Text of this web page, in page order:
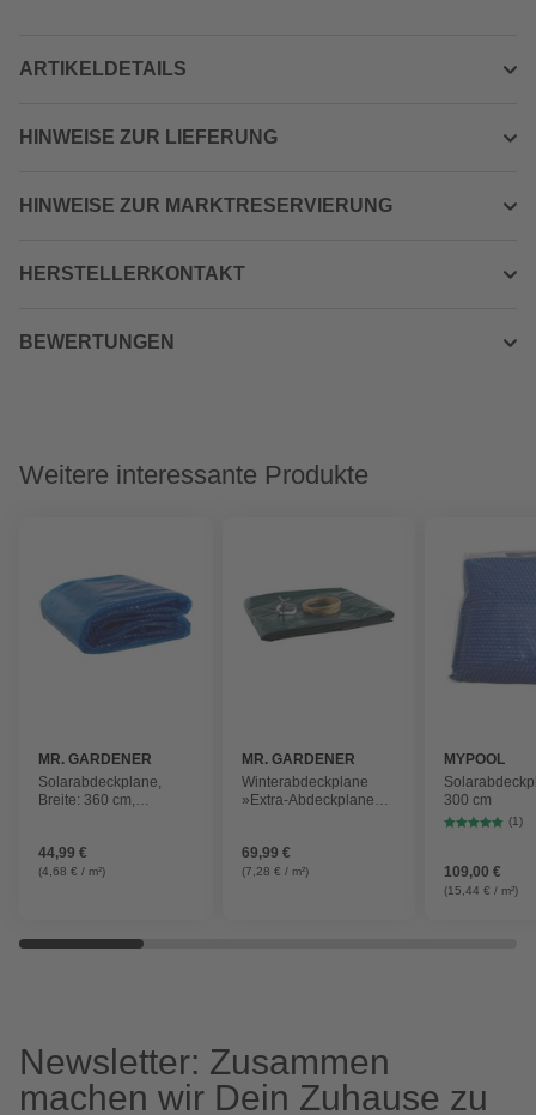
ARTIKELDETAILS
HINWEISE ZUR LIEFERUNG
HINWEISE ZUR MARKTRESERVIERUNG
HERSTELLERKONTAKT
BEWERTUNGEN
Weitere interessante Produkte
MR. GARDENER
Solarabdeckplane,
Breite: 360 cm,
44,99 €
(4,68 € / m²)
MR. GARDENER
Winterabdeckplane
»Extra-Abdeckplane«,
69,99 €
(7,28 € / m²)
MYPOOL
300 cm
(1)
109,00 €
(15,44 € / m²)
Newsletter: Zusammen
machen wir Dein Zuhause zu